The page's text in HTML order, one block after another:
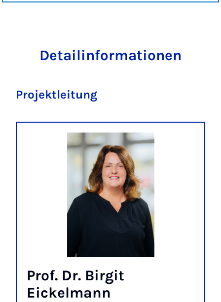
Detailinformationen
Projektleitung
Prof. Dr. Birgit
Eickelmann